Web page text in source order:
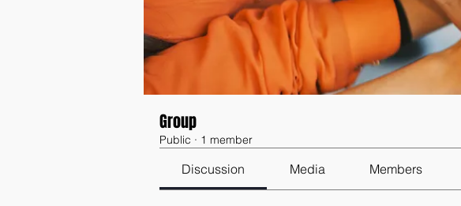
Group
Public · 1 member
Discussion Media Members